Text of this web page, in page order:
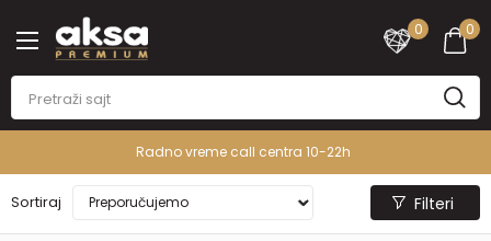
0
0
Radno vreme call centra 10-22h
Sortiraj Filteri